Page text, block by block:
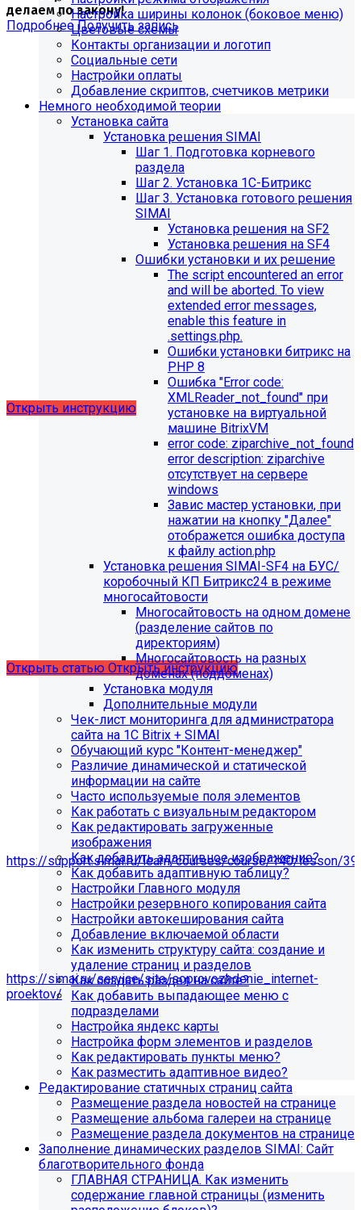
делаем по закону!
ПодробнееПолучить запись
Обновления в разделе
"Педагогический состав"
Для готовых решений, использующих модуль SIMAI-
SF4: Сведения об образовательной организации
выпущено обновление 1.14.11, согласно которому в
разделе "Педагогический состав"
можно разместить документ и скрыть таблицы.
Открыть инструкцию
будет ограничена поддержка продуктов на
PHP версии ниже 8.2.Рекомендуемая версия PHP - 8.4
будет ограничена поддержка продуктов на
MySql версии ниже 8.0.0.Рекомендуемая версия MySql
Открыть статью Открыть инструкцию
Мы подготовили чек-лист администратора сайта:
https://support.simai.ru/learn/courses/course/140/lesson/
Рекомендуем придерживаться регламента выполнения
этих работ — это помогает поддерживать сайт в
стабильном и безопасном состоянии.
Если у вас нет технических специалистов, вы можете
передать сайт на техническую поддержку нам:
https://simai.ru/service/site/soprovozhdenie_internet-
proektov/
Это выгодно, потому что вы получаете команду
экспертов вместо одного сотрудника: мы берём на себя
регулярные обновления и контроль работоспособности,
быстрее реагируем на сбои, снижаем риски простоев и
уязвимостей, а вам не нужно тратить время и бюджет на
поиск, обучение и удержание специалистов.
Проверьте адрес сервера
обновлений!
Из-за неправильного адреса обновлений может
Настройка ширины колонок (боковое меню)
Цветовые схемы
Контакты организации и логотип
Социальные сети
Настройки оплаты
Добавление скриптов, счетчиков метрики
Немного необходимой теории
Установка сайта
Установка решения SIMAI
Шаг 1. Подготовка корневого
раздела
Шаг 2. Установка 1С-Битрикс
Шаг 3. Установка готового решения
SIMAI
Установка решения на SF2
Установка решения на SF4
Ошибки установки и их решение
The script encountered an error
and will be aborted. To view
extended error messages,
enable this feature in
.settings.php.
Ошибки установки битрикс на
PHP 8
Ошибка "Error сode:
XMLReader_not_found" при
установке на виртуальной
машине BitrixVM
error сode: ziparchive_not_found
error description: ziparchive
отсутствует на сервере
windows
Завис мастер установки, при
нажатии на кнопку "Далее"
отображется ошибка доступа
к файлу action.php
Установка решения SIMAI-SF4 на БУС/
коробочный КП Битрикс24 в режиме
многосайтовости
Многосайтовость на одном домене
(разделение сайтов по
директориям)
Многосайтовость на разных
доменах (поддоменах)
Установка модуля
Дополнительные модули
Чек-лист мониторинга для администратора
сайта на 1С Bitrix + SIMAI
Обучающий курс "Контент-менеджер"
Различие динамической и статической
информации на сайте
Часто используемые поля элементов
Как работать с визуальным редактором
Как редактировать загруженные
изображения
Как добавить адаптивное изображение?
Как добавить адаптивную таблицу?
Настройки Главного модуля
Настройки резервного копирования сайта
Настройки автокеширования сайта
Добавление включаемой области
Как изменить структуру сайта: создание и
удаление страниц и разделов
Как создать раздел на сайте?
Как добавить выпадающее меню с
подразделами
Настройка яндекс карты
Настройка форм элементов и разделов
Как редактировать пункты меню?
Как разместить адаптивное видео?
Редактирование статичных страниц сайта
Размещение раздела новостей на странице
Размещение альбома галереи на странице
Размещение раздела документов на странице
Заполнение динамических разделов SIMAI: Сайт
благотворительного фонда
ГЛАВНАЯ СТРАНИЦА. Как изменить
содержание главной страницы (изменить